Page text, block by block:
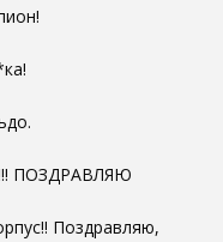
ПОЗДРАВЛЯЮ
Поздравляю,